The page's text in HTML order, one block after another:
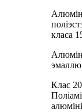
класа
эмаллю
Клас